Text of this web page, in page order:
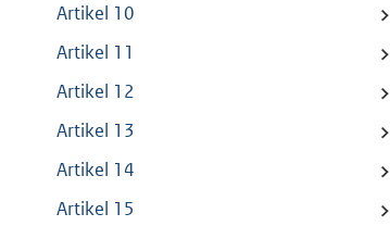
Artikel 10
Artikel 11
Artikel 12
Artikel 13
Artikel 14
Artikel 15